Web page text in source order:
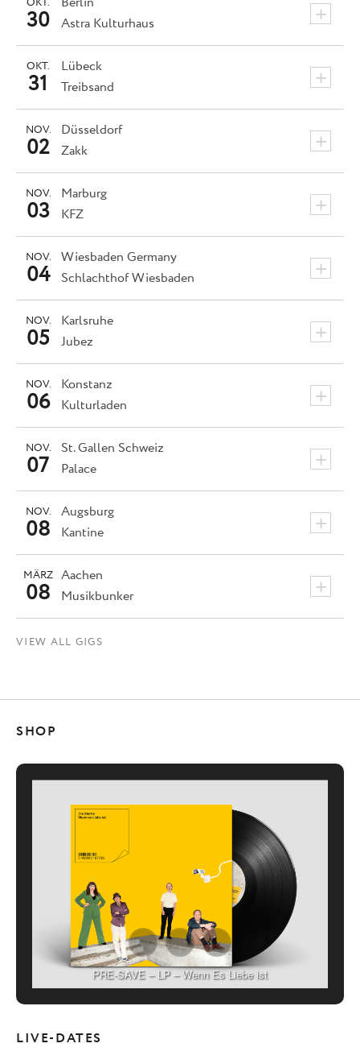
+
OKT.
30 Astra Kulturhaus
Lübeck +
OKT.
31 Treibsand
Düsseldorf +
NOV.
02 Zakk
Marburg +
NOV.
03 KFZ
Wiesbaden Germany +
NOV.
04 Schlachthof Wiesbaden
Karlsruhe +
NOV.
05 Jubez
Konstanz +
NOV.
06 Kulturladen
St. Gallen Schweiz +
NOV.
07 Palace
Augsburg +
NOV.
08 Kantine
Aachen +
MÄRZ
08 Musikbunker
VIEW ALL GIGS
SHOP
PRE-SAVE – LP – Wenn Es Liebe ist
LIVE-DATES